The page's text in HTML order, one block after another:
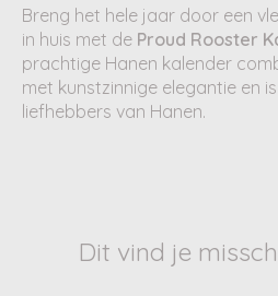
Breng het hele jaar door een
in huis met de Proud Rooster
prachtige Hanen kalender
met kunstzinnige elegantie en
liefhebbers van Hanen.
Dit vind je